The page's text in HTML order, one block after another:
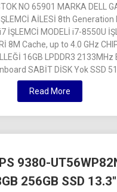
NO 65901 MARKA DELL
AİLESİ 8th Generation
İŞLEMCİ MODELİ i7-8550U
8M Cache, up to 4.0 GHz
16GB LPDDR3 2133MHz
SABİT DİSK Yok SSD
Read More
9380-
256GB SSD